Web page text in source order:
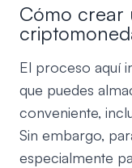
Cómo crear
El proceso aquí
que puedes
conveniente,
Sin embargo,
especialmente